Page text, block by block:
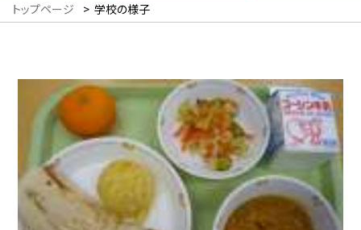
トップページ > 学校の様子